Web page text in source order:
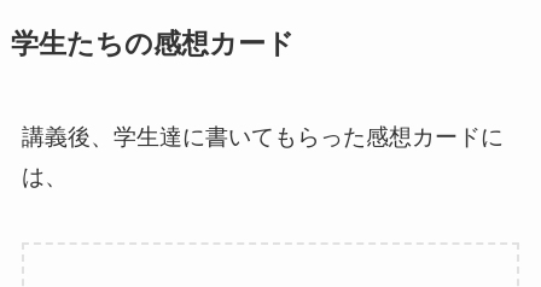
学生たちの感想カード
講義後、学生達に書いてもらった感想カードに
は、